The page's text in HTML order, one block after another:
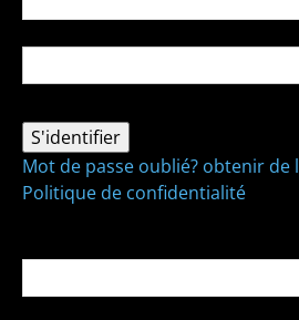
Mot de passe oublié? obtenir de
Politique de confidentialité